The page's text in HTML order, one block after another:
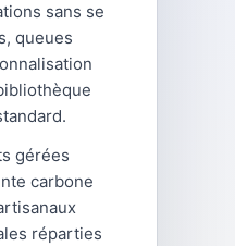
sans se
queues
gérées
carbone
réparties